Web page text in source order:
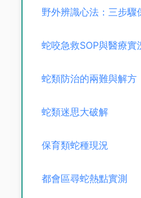
野外辨識心法：三步驟
蛇咬急救SOP與醫療實
蛇類防治的兩難與解方
蛇類迷思大破解
保育類蛇種現況
都會區尋蛇熱點實測